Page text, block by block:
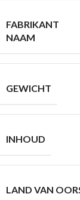
FABRIKANT
NAAM
GEWICHT
INHOUD
LAND VAN